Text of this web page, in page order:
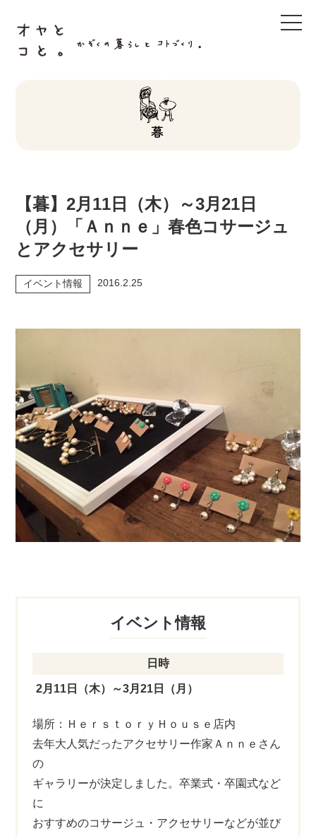
【暮】2月11日（木）～3月21日
（月）「Ａｎｎｅ」春色コサージュ
とアクセサリー
イベント情報 2016.2.25
イベント情報
日時
2月11日（木）～3月21日（月）
場所：ＨｅｒｓｔｏｒｙＨｏｕｓｅ店内
去年大人気だったアクセサリー作家Ａｎｎｅさん
の
ギャラリーが決定しました。卒業式・卒園式など
に
おすすめのコサージュ・アクセサリーなどが並び
t
o